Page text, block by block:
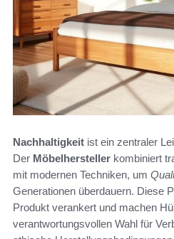
Nachhaltigkeit ist ein zentraler
Der Möbelhersteller kombiniert
mit modernen Techniken, um
Generationen überdauern. Diese
Produkt verankert und machen
verantwortungsvollen Wahl für